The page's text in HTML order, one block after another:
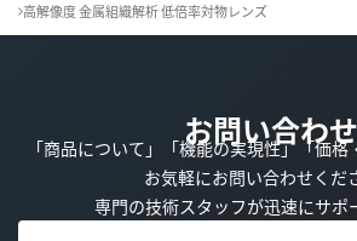
高解像度 金属組織解析 低倍率対物レンズ
お問い合わせ
「商品について」「機能の実現性」「価格
お気軽にお問い合わせくだ
専門の技術スタッフが迅速にサポ